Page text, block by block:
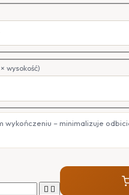
wysokość)
– minimalizuje
 